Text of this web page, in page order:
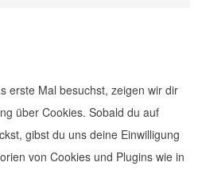
erste Mal besuchst, zeigen wir dir
über Cookies. Sobald du auf
gibst du uns deine Einwilligung
von Cookies und Plugins wie in